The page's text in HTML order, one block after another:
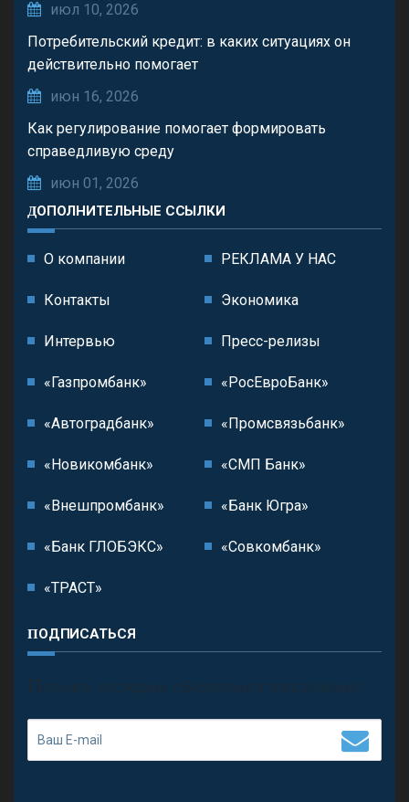
июл 10, 2026
Потребительский кредит: в каких ситуациях он
действительно помогает
июн 16, 2026
Как регулирование помогает формировать
справедливую среду
июн 01, 2026
ДОПОЛНИТЕЛЬНЫЕ ССЫЛКИ
О компании РЕКЛАМА У НАС
Контакты Экономика
Интервью Пресс-релизы
«Газпромбанк» «РосЕвроБанк»
«Автоградбанк» «Промсвязьбанк»
«Новикомбанк» «СМП Банк»
«Внешпромбанк» «Банк Югра»
«Банк ГЛОБЭКС» «Совкомбанк»
«ТРАСТ»
ПОДПИСАТЬСЯ
П олучить последние обновления и предложения.